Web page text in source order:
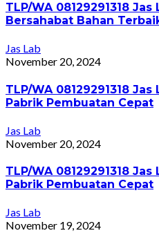
TLP/WA 08129291318
Bersahabat Bahan
Jas Lab
November 20, 2024
TLP/WA 08129291318
Pabrik Pembuatan Cepat
Jas Lab
November 20, 2024
TLP/WA 08129291318
Pabrik Pembuatan Cepat
Jas Lab
November 19, 2024